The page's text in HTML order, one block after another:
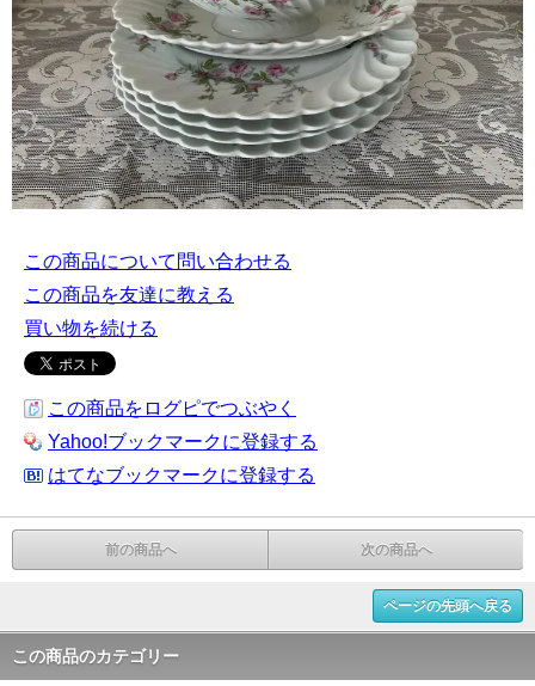
この商品について問い合わせる
この商品を友達に教える
買い物を続ける
この商品をログピでつぶやく
Yahoo!ブックマークに登録する
はてなブックマークに登録する
前の商品へ 次の商品へ
ページの先頭へ戻る
この商品のカテゴリー